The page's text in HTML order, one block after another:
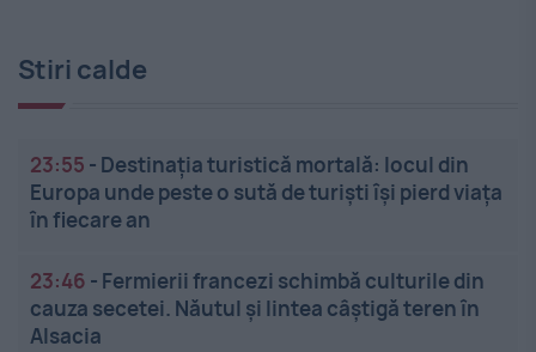
Stiri calde
23:55 - Destinația turistică mortală: locul din
Europa unde peste o sută de turiști își pierd viața
în fiecare an
23:46 - Fermierii francezi schimbă culturile din
cauza secetei. Năutul și lintea câștigă teren în
Alsacia